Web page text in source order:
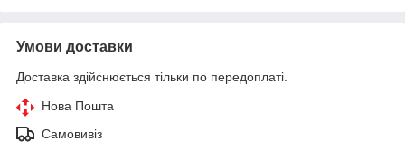
Умови доставки
Доставка здійснюється тільки по передоплаті.
Нова Пошта
Самовивіз